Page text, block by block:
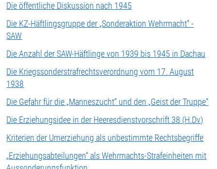
Die öffentliche Diskussion nach 1945
Die KZ-Häftlingsgruppe der „Sonderaktion Wehrmacht“ -
SAW
Die Anzahl der SAW-Häftlinge von 1939 bis 1945 in Dachau
Die Kriegssonderstrafrechtsverordnung vom 17. August
1938
Die Gefahr für die „Manneszucht“ und den „Geist der Truppe“
Die Erziehungsidee in der Heeresdienstvorschrift 38 (H.Dv)
Kriterien der Umerziehung als unbestimmte Rechtsbegriffe
„Erziehungsabteilungen“ als Wehrmachts-Strafeinheiten mit